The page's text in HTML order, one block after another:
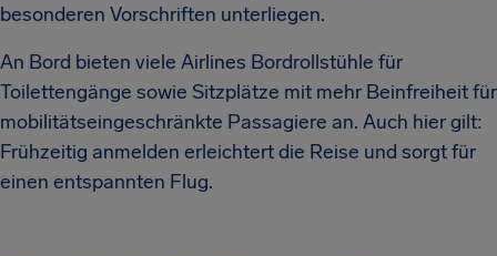
besonderen Vorschriften unterliegen.
An Bord bieten viele Airlines Bordrollstühle für
Toilettengänge sowie Sitzplätze mit mehr Beinfreiheit für
mobilitätseingeschränkte Passagiere an. Auch hier gilt:
Frühzeitig anmelden erleichtert die Reise und sorgt für
einen entspannten Flug.